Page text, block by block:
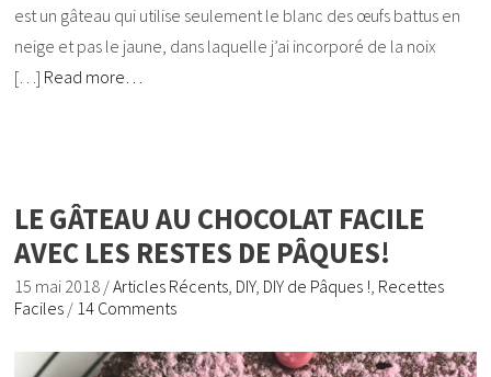
est un gâteau qui utilise seulement le blanc des œufs battus en
neige et pas le jaune, dans laquelle j’ai incorporé de la noix
[…] Read more…
LE GÂTEAU AU CHOCOLAT FACILE
AVEC LES RESTES DE PÂQUES!
15 mai 2018 /Articles Récents, DIY, DIY de Pâques !, Recettes
Faciles / 14 Comments